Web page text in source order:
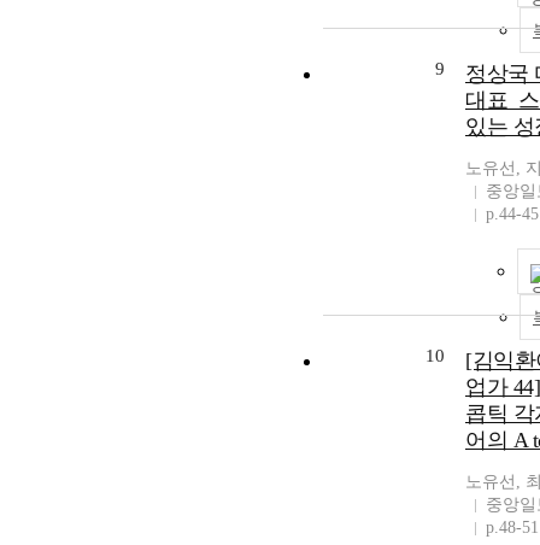
9
정상국
대표_
있는 성
노유선,
중앙
p.44-45
10
[김익
업가
콥틱 각
어의 A
노유선,
중앙
p.48-51